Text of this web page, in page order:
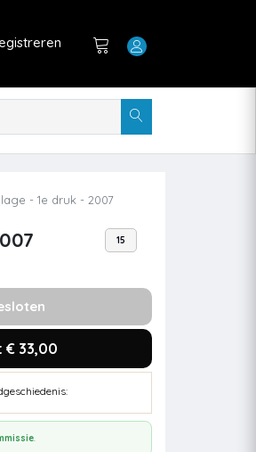
- 1e druk - 2007
15
€ 33,00
.